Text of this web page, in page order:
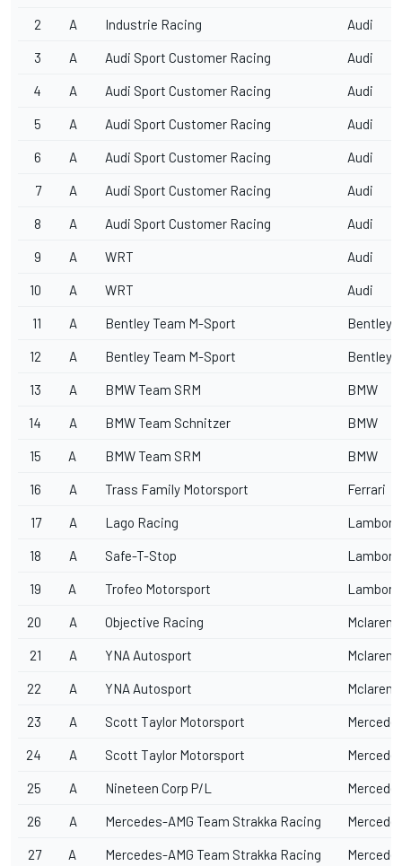
2 A Industrie Racing Audi
3 A Audi Sport Customer Racing Audi
4 A Audi Sport Customer Racing Audi
5 A Audi Sport Customer Racing Audi
6 A Audi Sport Customer Racing Audi
7 A Audi Sport Customer Racing Audi
8 A Audi Sport Customer Racing Audi
9 A WRT Audi
10 A WRT Audi
11 A Bentley Team M-Sport Bentley
12 A Bentley Team M-Sport Bentley
13 A BMW Team SRM BMW
14 A BMW Team Schnitzer BMW
15 A BMW Team SRM BMW
16 A Trass Family Motorsport Ferrari
17 A Lago Racing
18 A Safe-T-Stop
19 A Trofeo Motorsport
20 A Objective Racing Mclaren
21 A YNA Autosport Mclaren
22 A YNA Autosport Mclaren
23 A Scott Taylor Motorsport
24 A Scott Taylor Motorsport
25 A Nineteen Corp P/L
26 A Mercedes-AMG Team Strakka Racing
27 A Mercedes-AMG Team Strakka Racing